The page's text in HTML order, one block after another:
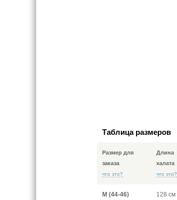
Таблица размеров
Размер для
заказа
что это?
Длина
халата
что это?
M (44-46) 128 см